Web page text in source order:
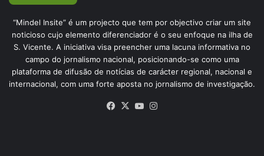
“Mindel Insite” é um projecto que tem por objectivo criar um site
noticioso cujo elemento diferenciador é o seu enfoque na ilha de
S. Vicente. A iniciativa visa preencher uma lacuna informativa no
campo do jornalismo nacional, posicionando-se como uma
plataforma de difusão de notícias de carácter regional, nacional e
internacional, com uma forte aposta no jornalismo de investigação.
Facebook
X YouTube